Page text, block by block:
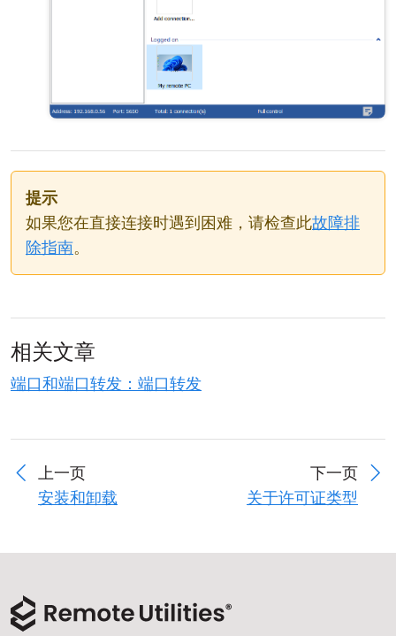
提示
如果您在直接连接时遇到困难，请检查此故障排
除指南。
相关文章
端口和端口转发：端口转发
上一页
安装和卸载
下一页
关于许可证类型